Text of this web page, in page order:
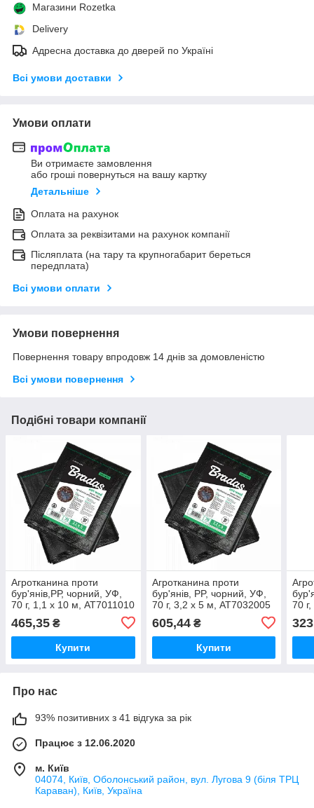
Магазини Rozetka
Delivery
Адресна доставка до дверей по Україні
Всі умови доставки
Умови оплати
Ви отримаєте замовлення
або гроші повернуться на вашу картку
Детальніше
Оплата на рахунок
Оплата за реквізитами на рахунок компанії
Післяплата (на тару та крупногабарит береться
передплата)
Всі умови оплати
Умови повернення
Повернення товару впродовж 14 днів за домовленістю
Всі умови повернення
Подібні товари компанії
Агротканина проти
бур'янів,РР, чорний, УФ,
70 г, 1,1 х 10 м, AT7011010
465,35 ₴
Купити
Агротканина проти
бур'янів, PP, чорний, УФ,
70 г, 3,2 х 5 м, AT7032005
605,44₴
Купити
70
Про нас
93% позитивних з 41 відгука за рік
Працює з 12.06.2020
м. Київ
04074, Київ, Оболонський район, вул. Лугова 9 (біля ТРЦ
Караван), Київ, Україна